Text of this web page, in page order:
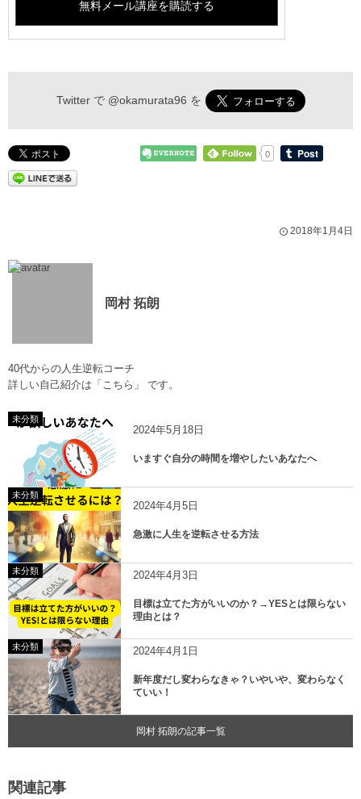
Twitter で @okamurata96 を
0
2018年1月4日
岡村 拓朗
40代からの人生逆転コーチ
詳しい自己紹介は 「こちら」 です。
未分類
2024年5月18日
いますぐ自分の時間を増やしたいあなたへ
未分類
2024年4月5日
急激に人生を逆転させる方法
未分類 2024年4月3日
目標は立てた方がいいのか？→YESとは限らない
理由とは？
未分類 2024年4月1日
新年度だし変わらなきゃ？いやいや、変わらなく
ていい！
岡村 拓朗の記事一覧
関連記事